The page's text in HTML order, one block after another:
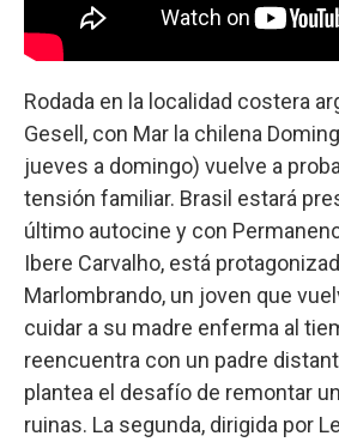
Rodada en la localidad costera
Gesell, con Mar la chilena
jueves a domingo) vuelve a
tensión familiar. Brasil estará
último autocine y con
Ibere Carvalho, está
Marlombrando, un joven que
cuidar a su madre enferma al
reencuentra con un padre
plantea el desafío de remontar
ruinas. La segunda, dirigida por